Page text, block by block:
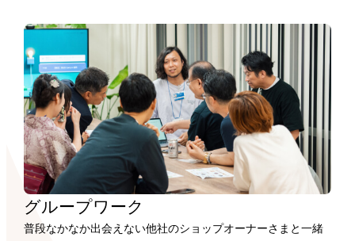
グループワーク
普段なかなか出会えない他社のショップオーナーさまと一緒